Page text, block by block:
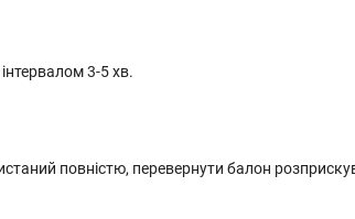
3-5 хв.
повністю, перевернути балон